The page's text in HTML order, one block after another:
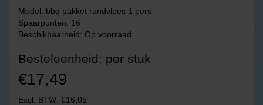
Model: bbq pakket rundvlees 1 pers
Spaarpunten: 16
Beschikbaarheid: Op voorraad
Besteleenheid: per stuk
€17,49
Excl. BTW: €16,05